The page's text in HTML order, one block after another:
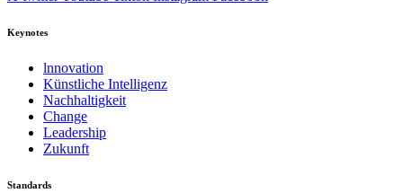
Keynotes
lnnovation
Künstliche Intelligenz
Nachhaltigkeit
Change
Leadership
Zukunft
Standards